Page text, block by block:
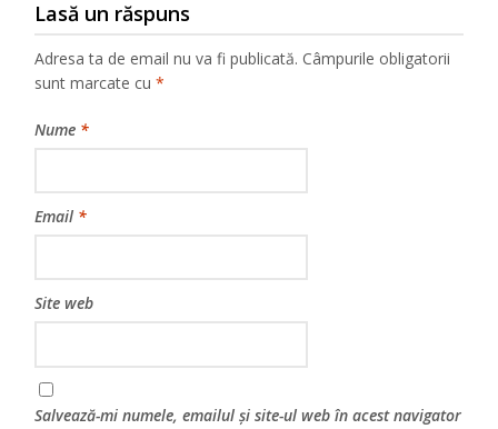
Lasă un răspuns
Adresa ta de email nu va fi publicată. Câmpurile obligatorii
sunt marcate cu*
Nume *
Email *
Site web
Salvează-mi numele, emailul și site-ul web în acest navigator